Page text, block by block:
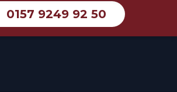
0157 9249 92 50